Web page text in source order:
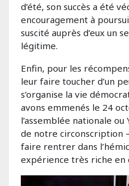
d’été, son succès a été
encouragement à
suscité auprès d’eux un
légitime.
Enfin, pour les
leur faire toucher d’un
s’organise la vie
avons emmenés le 24
l’assemblée nationale
de notre circonscription
faire rentrer dans
expérience très riche en